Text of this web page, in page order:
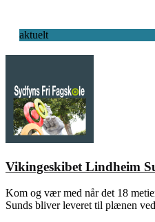
aktuelt
Vikingeskibet Lindheim
Kom og vær med når det 18
Sunds bliver leveret til plænen